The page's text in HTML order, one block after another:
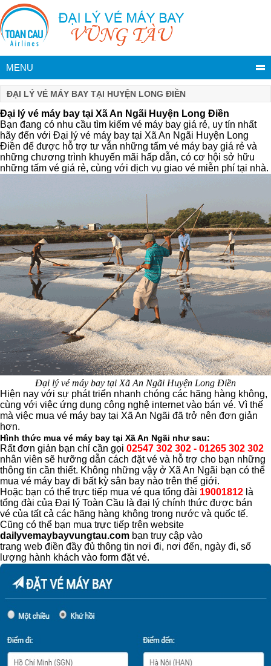
MENU
ĐẠI LÝ VÉ MÁY BAY TẠI HUYỆN LONG ĐIỀN
Đại lý vé máy bay tại Xã An Ngãi Huyện Long Điền
Bạn đang có nhu cầu tìm kiếm vé máy bay giá rẻ, uy tín nhất
hãy đến với Đại lý vé máy bay tại Xã An Ngãi Huyện Long
Điền để được hỗ trợ tư vẫn những tấm vé máy bay giá rẻ và
những chương trình khuyến mãi hấp dẫn, có cơ hội sở hữu
những tấm vé giá rẻ, cùng với dịch vụ giao vé miễn phí tại nhà.
Đại lý vé máy bay tại Xã An Ngãi Huyện Long Điền
Hiện nay với sự phát triển nhanh chóng các hãng hàng không,
cùng với việc ứng dụng công nghệ internet vào bán vé. Vì thế
mà việc mua vé máy bay tại Xã An Ngãi đã trở nên đơn giản
hơn.
Hình thức mua vé máy bay tại Xã An Ngãi như sau:
Rất đơn giản bạn chỉ cần gọi 02547 302 302 - 01265 302 302
nhân viên sẽ hưỡng dẫn cách đặt vé và hỗ trợ cho bạn những
thông tin cần thiểt. Không những vậy ở Xã An Ngãi bạn có thể
mua vé máy bay đi bất kỳ sân bay nào trên thế giới.
Hoặc bạn có thể trực tiếp mua vé qua tổng đài 19001812 là
tổng đài của Đại lý Toàn Cầu là đại lý chính thức được bán
vé của tất cả các hãng hàng không trong nước và quốc tế.
Cũng có thể bạn mua trực tiếp trên website
dailyvemaybayvungtau.com bạn truy cập vào
trang web điền đầy đủ thông tin nơi đi, nơi đến, ngày đi, số
lượng hành khách vào form đặt vé.